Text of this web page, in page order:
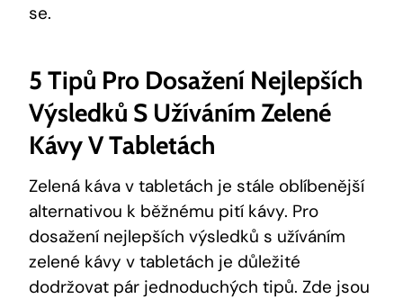
se.
5 Tipů Pro Dosažení Nejlepších
Výsledků S Užíváním Zelené
Kávy V Tabletách
Zelená káva v tabletách je stále oblíbenější
alternativou k běžnému pití kávy. Pro
dosažení nejlepších výsledků s užíváním
zelené kávy v tabletách je důležité
dodržovat pár jednoduchých tipů. Zde jsou